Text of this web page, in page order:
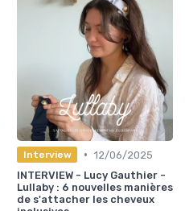
Interview • 12/06/2025
INTERVIEW - Lucy Gauthier -
Lullaby : 6 nouvelles manières
de s'attacher les cheveux